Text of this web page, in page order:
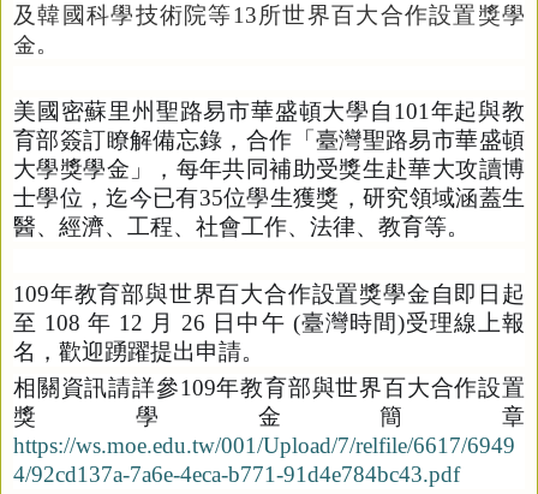
及韓國科學技術院等13所世界百大合作設置獎學
金。
美國密蘇里州聖路易市華盛頓大學自 101 年起與教
育部簽訂瞭解備忘錄，合作「臺灣聖路易市華盛頓
大學獎學金」，每年共同補助受獎生赴華大攻讀博
士學位，迄今已有35位學生獲獎，研究領域涵蓋生
醫、經濟、工程、社會工作、法律、教育等。
109年教育部與世界百大合作設置獎學金自即日起
至 108年 12 月 26 日中午 (臺灣時間)受理線上報
名，歡迎踴躍提出申請。
相關資訊請詳參109年教育部與世界百大合作設置
獎學金簡章
https://ws.moe.edu.tw/001/Upload/7/relfile/6617/6949
4/92cd137a-7a6e-4eca-b771-91d4e784bc43.pdf